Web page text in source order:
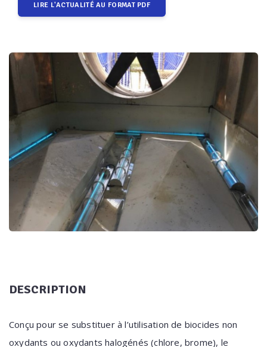
LIRE L'ACTUALITÉ AU FORMAT PDF
DESCRIPTION
Conçu pour se substituer à l’utilisation de biocides non
oxydants ou oxydants halogénés (chlore, brome), le